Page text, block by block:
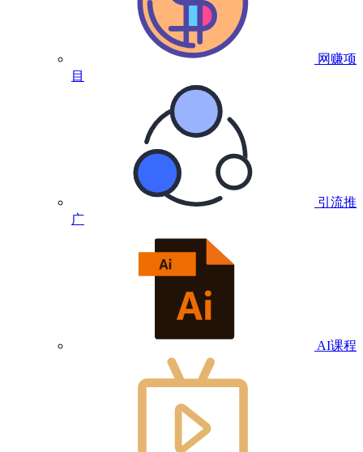
网赚项
目
引流推
广
AI课程